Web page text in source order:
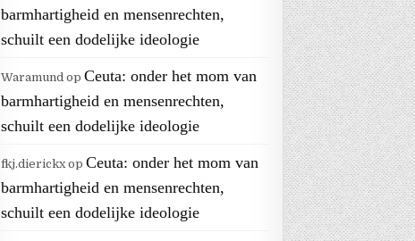
barmhartigheid en mensenrechten,
schuilt een dodelijke ideologie
Waramund opCeuta: onder het mom van
barmhartigheid en mensenrechten,
schuilt een dodelijke ideologie
fkj.dierickxopCeuta: onder het mom van
barmhartigheid en mensenrechten,
schuilt een dodelijke ideologie